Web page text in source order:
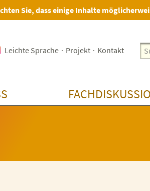
Sie, dass einige Inhalte
Leichte Sprache · Projekt · Kontakt